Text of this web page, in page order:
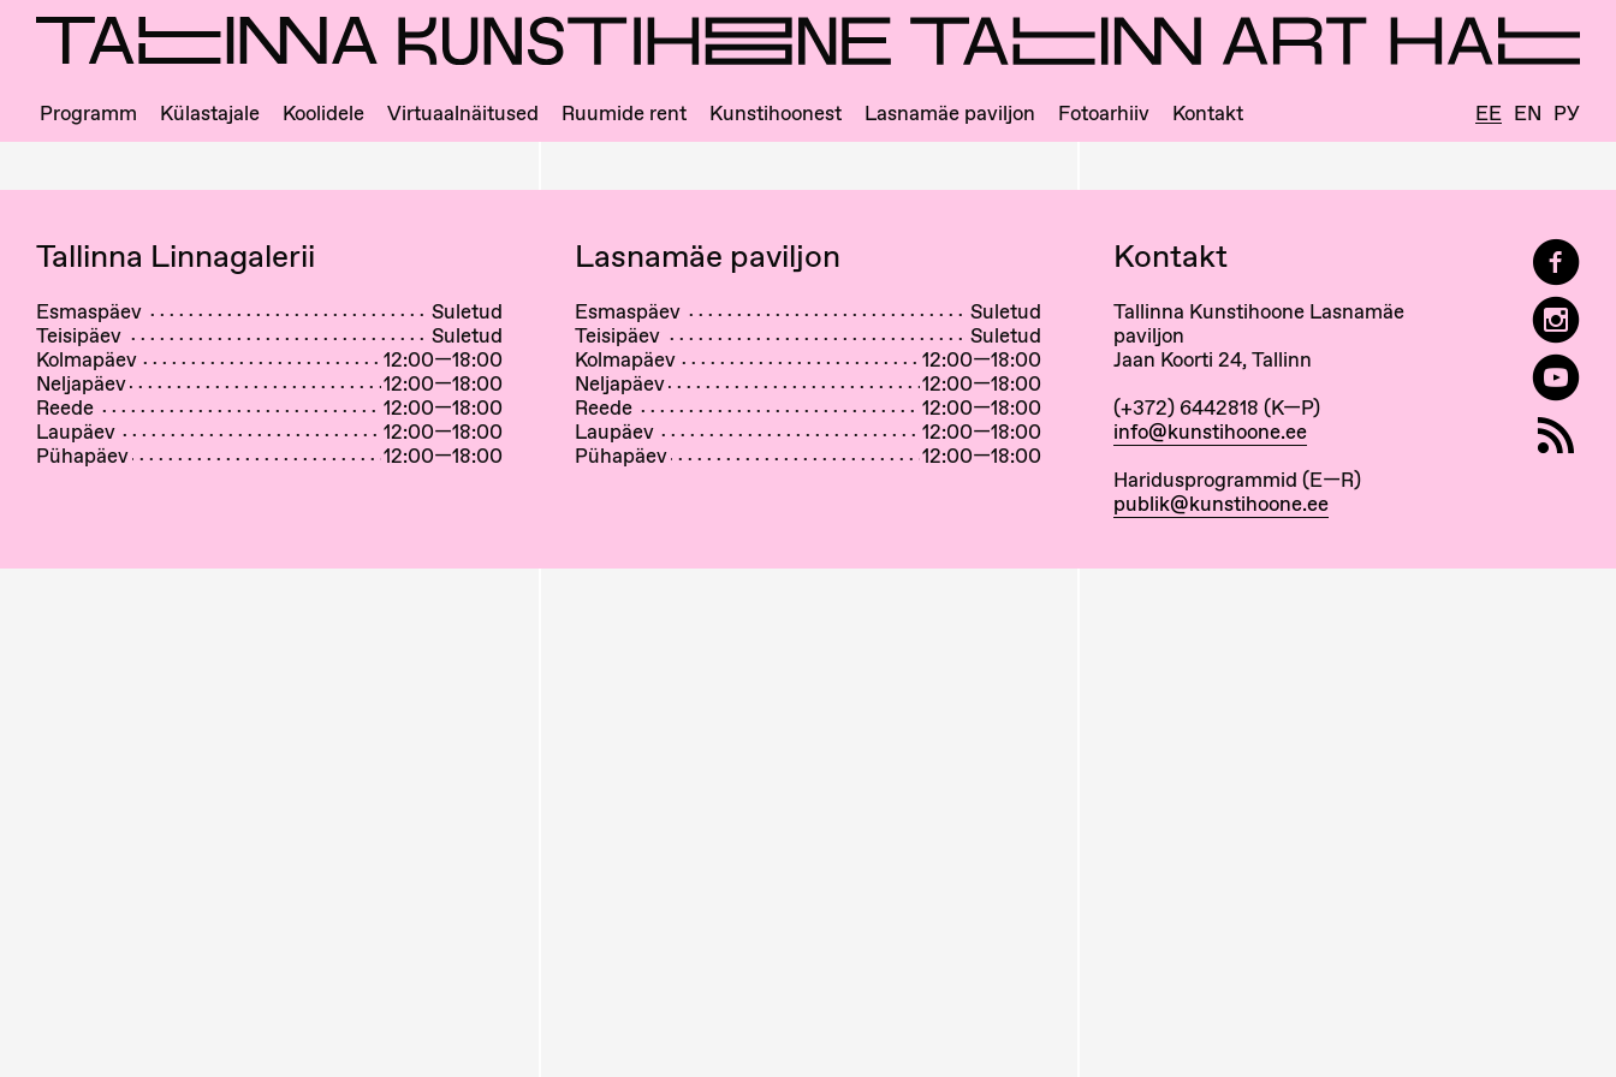
Skip
Ligipääs
ja
Programm Külastajale Koolidele Virtuaalnäitused Ruumide rent Kunstihoonest Lasnamäe paviljon Fotoarhiiv Kontakt EE EN РУ
Tallinna Linnagalerii
Esmaspäev
Suletud
Teisipäev
Suletud
Kolmapäev
12:00—18:00
Neljapäev
12:00—18:00
Reede
12:00—18:00
Laupäev
12:00—18:00
Pühapäev
12:00—18:00
Lasnamäe paviljon
Esmaspäev
Suletud
Teisipäev
Suletud
Kolmapäev
12:00—18:00
Neljapäev
12:00—18:00
Reede
12:00—18:00
Laupäev
12:00—18:00
Pühapäev
12:00—18:00
Kontakt
Tallinna Kunstihoone Lasnamäe
paviljon
Jaan Koorti 24, Tallinn
(+372) 6442818 (K—P)
info@kunstihoone.ee
Haridusprogrammid (E—R)
publik@kunstihoone.ee